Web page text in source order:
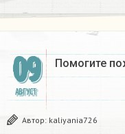
09
АВГУСТ
Помогите
Автор: kaliyania726